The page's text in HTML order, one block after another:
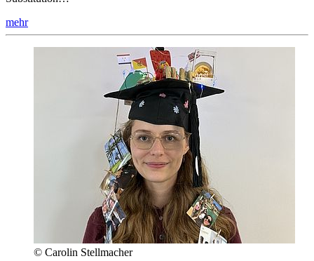
mehr
© Carolin Stellmacher